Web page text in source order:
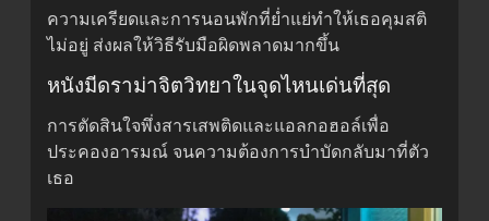
ความเครียดและการนอนพักที่ย่ำแย่ทำให้เธอคุมสติ
ไม่อยู่ ส่งผลให้วิธีรับมือผิดพลาดมากขึ้น
หนังมีดราม่าจิตวิทยาในจุดไหนเด่นที่สุด
การตัดสินใจพึ่งสารเสพติดและแอลกอฮอล์เพื่อ
ประคองอารมณ์ จนความต้องการบำบัดกลับมาที่ตัว
เธอ